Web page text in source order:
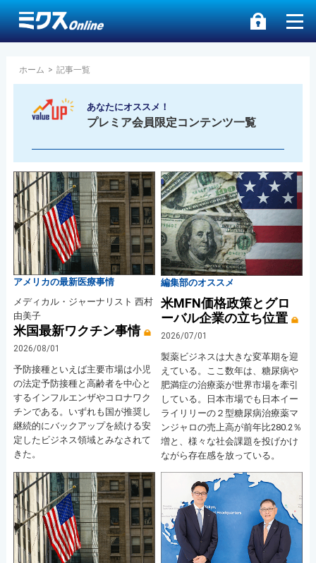
ホーム > 記事一覧
あなたにオススメ！
プレミア会員限定コンテンツ一覧
アメリカの最新医療事情
メディカル・ジャーナリスト 西村
由美子
米国最新ワクチン事情
2026/08/01
予防接種といえば主要市場は小児
の法定予防接種と高齢者を中心と
するインフルエンザやコロナワク
チンである。いずれも国が推奨し
継続的にバックアップを続ける安
定したビジネス領域とみなされて
きた。
編集部のオススメ
米MFN価格政策とグロ
ーバル企業の立ち位置
2026/07/01
製薬ビジネスは大きな変革期を迎
えている。ここ数年は、糖尿病や
肥満症の治療薬が世界市場を牽引
している。日本市場でも日本イー
ライリリーの２型糖尿病治療薬マ
ンジャロの売上高が前年比280.2％
増と、様々な社会課題を投げかけ
ながら存在感を放っている。